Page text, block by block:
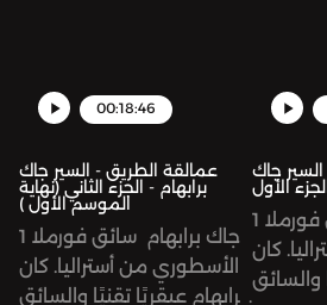
00:18:46
عمالقة الطريق - السير جاك
برابهام - الجزء الثاني (نهاية
الموسم الأول )
جاك برابهام سائق فورملا 1
الأسطوري من أستراليا. كان
برابهام عبقريًا تقنيًا والسائق
جاك
الأول
جاك برابهام سائق فورملا 1
كان
والسائق